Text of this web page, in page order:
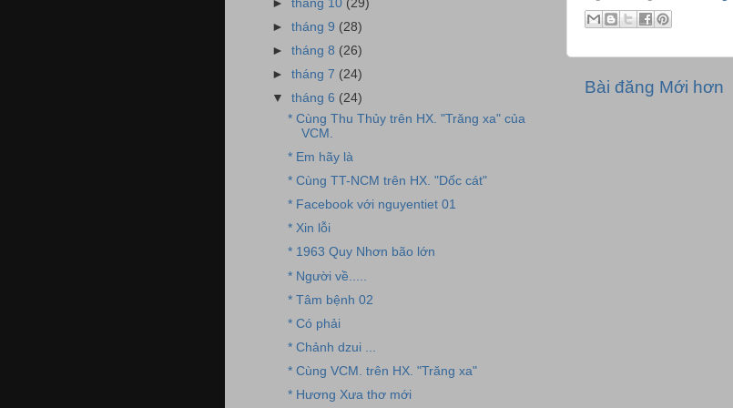
Bài đăng Mới hơn
►tháng 10 (29)
►tháng 9 (28)
►tháng 8 (26)
►tháng 7 (24)
▼tháng 6 (24)
* Cùng Thu Thủy trên HX. "Trăng xa" của
VCM.
* Em hãy là
* Cùng TT-NCM trên HX. "Dốc cát"
* Facebook với nguyentiet 01
* Xin lỗi
* 1963 Quy Nhơn bão lớn
* Người về.....
* Tâm bệnh 02
* Có phải
* Chảnh dzui ...
* Cùng VCM. trên HX. "Trăng xa"
* Hương Xưa thơ mới